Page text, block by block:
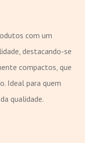
com um
destacando-se
compactos, que
Ideal para quem
qualidade.